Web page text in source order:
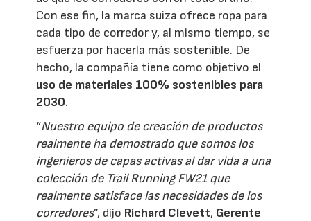
Con ese fin, la marca suiza ofrece ropa para
cada tipo de corredor y, al mismo tiempo, se
esfuerza por hacerla más sostenible. De
hecho, la compañía tiene como objetivo el
uso de materiales 100% sostenibles para
2030.
“Nuestro equipo de creación de productos
realmente ha demostrado que somos los
ingenieros de capas activas al dar vida a una
colección de Trail Running FW21 que
realmente satisface las necesidades de los
corredores”, dijo Richard Clevett, Gerente